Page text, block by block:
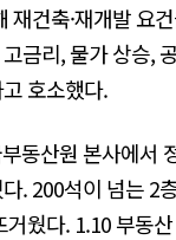
재건축·재개발 요
금리, 물가 상승,
호소했다.
동산원 본사에서
. 200석이 넘는 2
거웠다. 1.10 부동